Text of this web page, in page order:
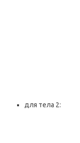
для тела 2: